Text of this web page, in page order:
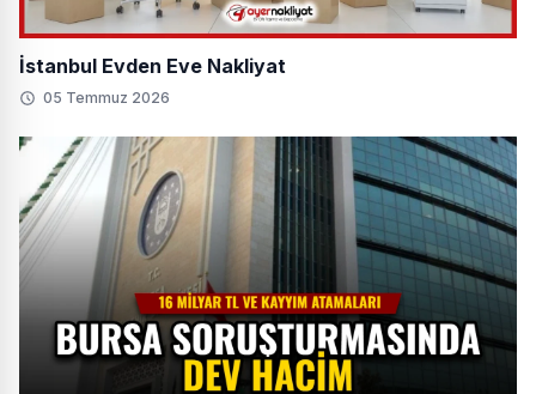
İstanbul Evden Eve Nakliyat
05 Temmuz 2026